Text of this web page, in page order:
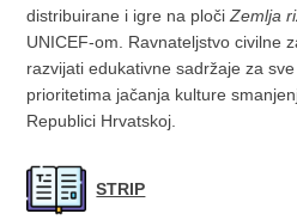
distribuirane i igre na pločiZemlja
UNICEF-om. Ravnateljstvo civilne
razvijati edukativne sadržaje za
prioritetima jačanja kulture
Republici Hrvatskoj.
STRIP